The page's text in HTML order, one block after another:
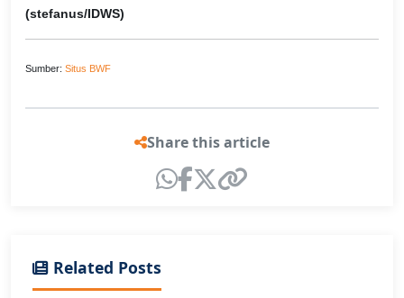
(stefanus/IDWS)
Sumber: Situs BWF
Share this article
Related Posts